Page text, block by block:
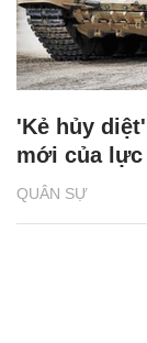
QUÂN SỰ
'Kẻ hủy
mới của